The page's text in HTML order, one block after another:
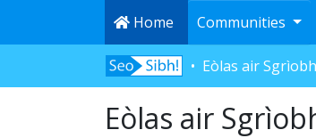
Home Communities
Eòlas air